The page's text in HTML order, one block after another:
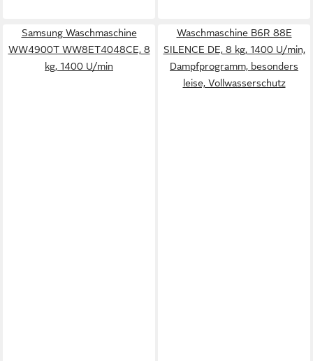
Samsung Waschmaschine
WW4900T WW8ET4048CE, 8
kg, 1400 U/min
Waschmaschine B6R 88E
SILENCE DE, 8 kg, 1400 U/min,
Dampfprogramm, besonders
leise, Vollwasserschutz